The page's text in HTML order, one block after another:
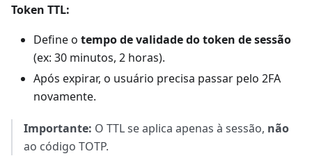
Token TTL:
Define o tempo de validade do token de sessão
(ex: 30 minutos, 2 horas).
Após expirar, o usuário precisa passar pelo 2FA
novamente.
Importante: O TTL se aplica apenas à sessão, não
ao código TOTP.